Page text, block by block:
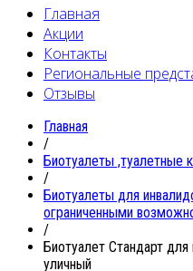
Главная
Акции
Контакты
Региональные
Отзывы
Главная
/
Биотуалеты ,туалетные
/
Биотуалеты для
ограниченными
/
Биотуалет Стандарт для
уличный